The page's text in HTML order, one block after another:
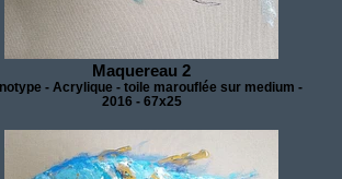
Maquereau 2
- Acrylique - toile marouflée sur medium -
2016 - 67x25